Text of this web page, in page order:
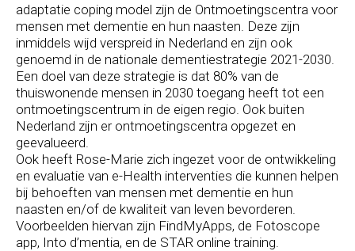
adaptatie coping model zijn de Ontmoetingscentra voor
mensen met dementie en hun naasten. Deze zijn
inmiddels wijd verspreid in Nederland en zijn ook
genoemd in de nationale dementiestrategie 2021-2030.
Een doel van deze strategie is dat 80% van de
thuiswonende mensen in 2030 toegang heeft tot een
ontmoetingscentrum in de eigen regio. Ook buiten
Nederland zijn er ontmoetingscentra opgezet en
geevalueerd.
Ook heeft Rose-Marie zich ingezet voor de ontwikkeling
en evaluatie van e-Health interventies die kunnen helpen
bij behoeften van mensen met dementie en hun
naasten en/of de kwaliteit van leven bevorderen.
Voorbeelden hiervan zijn FindMyApps, de Fotoscope
app, Into d’mentia, en de STAR online training.